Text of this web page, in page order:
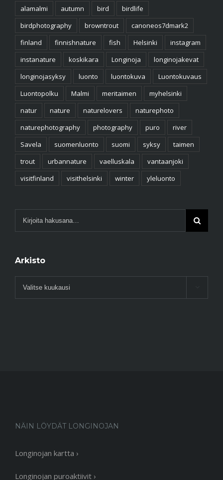
alamalmi autumn bird
birdlife
birdphotography
browntrout
canoneos7dmark2
finland
finnishnature fish Helsinki
instagram
instanature
koskikara Longinoja
longinojakevat
longinojasyksy
luonto luontokuva
Luontokuvaus
Luontopolku
Malmi meritaimen
myhelsinki
natur
nature naturelovers
naturephoto
naturephotography
photography puro
river
Savela
suomenluonto suomi syksy
taimen
trout
urbannature vaelluskala
vantaanjoki
visitfinland
visithelsinki winter yleluonto
Arkisto
Arkisto
NÄIN LÖYDÄT LONGINOJAN
Longinojan kartta ›
Longinojan puroaktiivit ›